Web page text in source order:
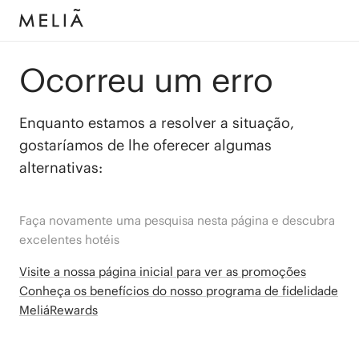
Ocorreu um erro
Enquanto estamos a resolver a situação,
gostaríamos de lhe oferecer algumas
alternativas:
Faça novamente uma pesquisa nesta página e descubra
excelentes hotéis
Visite a nossa página inicial para ver as promoções
Conheça os benefícios do nosso programa de fidelidade
MeliáRewards